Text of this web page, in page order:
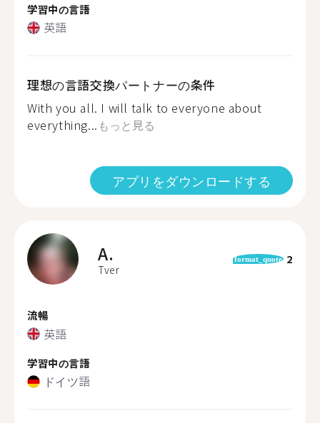
学習中の言語
英語
理想の言語交換パートナーの条件
With you all. I will talk to everyone about
everything... もっと見る
アプリをダウンロードする
A.
Tver
format_quote 2
流暢
英語
学習中の言語
ドイツ語